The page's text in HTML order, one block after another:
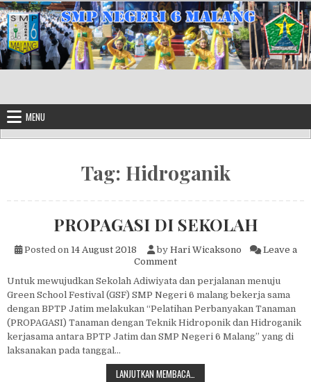
Skip to content
MENU
Tag: Hidroganik
PROPAGASI DI SEKOLAH
Posted on 14 August 2018 by Hari Wicaksono
Leave a
Commenton PROPAGASI DI SEKOLAH
Untuk mewujudkan Sekolah Adiwiyata dan perjalanan menuju
Green School Festival (GSF) SMP Negeri 6 malang bekerja sama
dengan BPTP Jatim melakukan “Pelatihan Perbanyakan Tanaman
(PROPAGASI) Tanaman dengan Teknik Hidroponik dan Hidroganik
kerjasama antara BPTP Jatim dan SMP Negeri 6 Malang” yang di
laksanakan pada tanggal…
LANJUTKAN MEMBACA…